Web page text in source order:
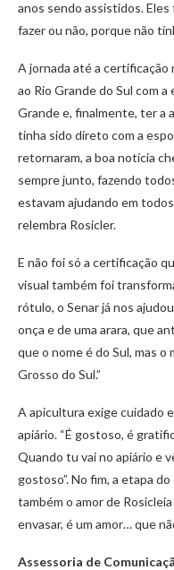
anos sendo assistidos.
fazer ou não, porque não
A jornada até a certificação
ao Rio Grande do Sul com
Grande e, finalmente, ter a
tinha sido direto com a
retornaram, a boa notícia
sempre junto, fazendo
estavam ajudando em
relembra Rosicler.
E não foi só a certificação
visual também foi
rótulo, o Senar já nos
onça e de uma arara, que
que o nome é do Sul, mas
Grosso do Sul.”
A apicultura exige cuidado
apiário. “É gostoso, é
Quando tu vai no apiário e
gostoso”. No fim, a etapa
também o amor de
envasar, é um amor… que
Assessoria de